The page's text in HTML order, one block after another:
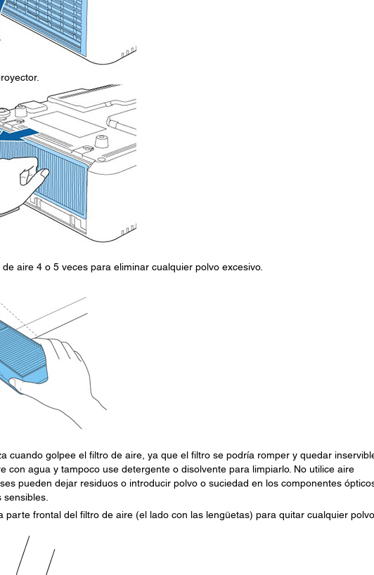
aire 4 o 5 veces para eliminar cualquier polvo excesivo.
cuando golpee el filtro de aire, ya que el filtro se podría romper y quedar
con agua y tampoco use detergente o disolvente para limpiarlo. No utilice aire
pueden dejar residuos o introducir polvo o suciedad en los componentes
parte frontal del filtro de aire (el lado con las lengüetas) para quitar cualquier polvo